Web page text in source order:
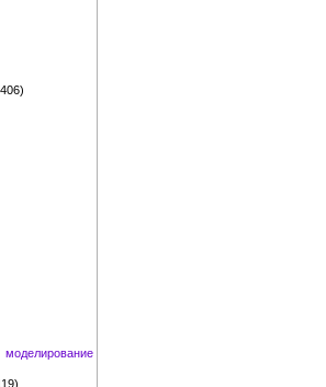
моделирование